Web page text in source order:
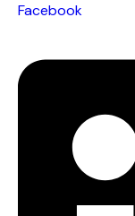
Facebook